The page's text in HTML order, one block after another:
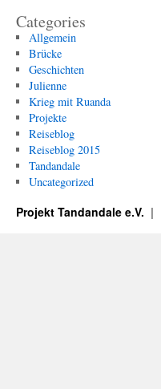
Categories
Allgemein
Brücke
Geschichten
Julienne
Krieg mit Ruanda
Projekte
Reiseblog
Reiseblog 2015
Tandandale
Uncategorized
Projekt Tandandale e.V.